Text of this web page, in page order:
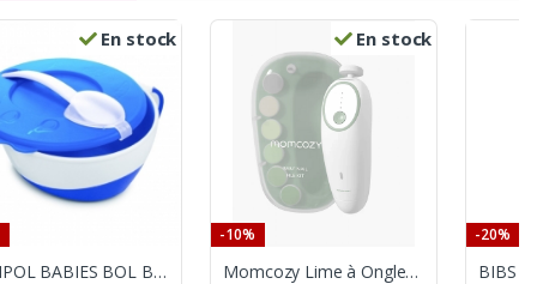
En stock
CANPOL BABIES BOL BLEU 350 ML
En stock
-10%
Momcozy Lime à Ongles Électrique
-20%